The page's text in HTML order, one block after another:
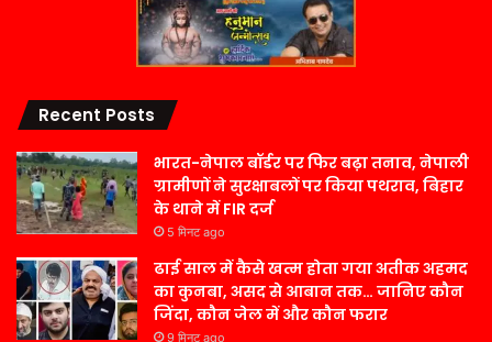
Recent Posts
भारत-नेपाल बॉर्डर पर फिर बढ़ा तनाव, नेपाली
ग्रामीणों ने सुरक्षाबलों पर किया पथराव, बिहार
के थाने में FIR दर्ज
5 मिनट ago
ढाई साल में कैसे खत्म होता गया अतीक अहमद
का कुनबा, असद से आबान तक… जानिए कौन
जिंदा, कौन जेल में और कौन फरार
9 मिनट ago